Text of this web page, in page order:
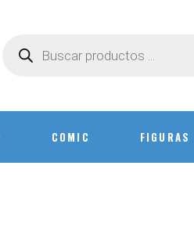
COMIC FIGURAS